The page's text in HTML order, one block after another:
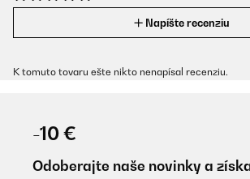
Napíšte recenziu
K tomuto tovaru ešte nikto nenapísal recenziu.
-10 €
Odoberajte naše novinky a